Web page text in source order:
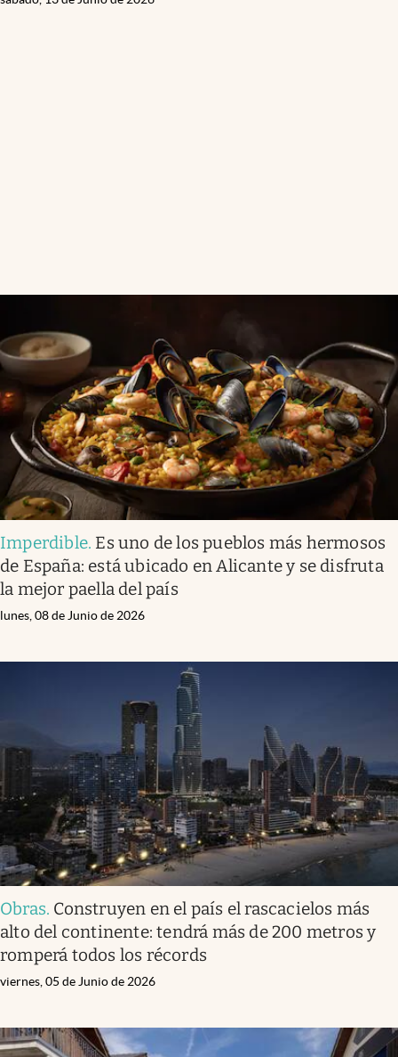
Imperdible. Es uno de los pueblos más hermosos
de España: está ubicado en Alicante y se disfruta
la mejor paella del país
lunes, 08 de Junio de 2026
Obras. Construyen en el país el rascacielos más
alto del continente: tendrá más de 200 metros y
romperá todos los récords
viernes, 05 de Junio de 2026